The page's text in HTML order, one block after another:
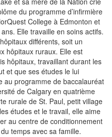
du programme d’infirmière
College à Edmonton et
Elle travaille en soins actifs.
différents, soit un
hôpitaux ruraux. Elle est
hôpitaux, travaillant durant les
et que ses études le lui
au programme de baccalauréat
de Calgary en quatrième
rurale de St. Paul, petit village
études et le travail, elle aime
au centre de conditionnement
temps avec sa famille.